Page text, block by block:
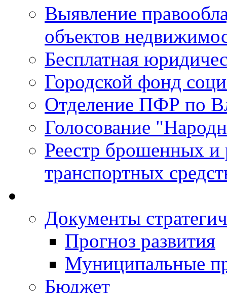
Выявление
объектов
Бесплатная
Городской фонд
Отделение ПФР по
Голосование
Реестр брошенных и
транспортных
Документы
Прогноз развития
Муниципальные
Бюджет